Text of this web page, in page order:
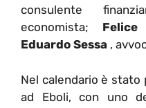
consulente
economista; Felice
Eduardo Sessa ,
Nel calendario è
ad Eboli, con uno